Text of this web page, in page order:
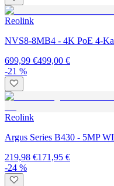
Reolink
NVS8-8MB4 - 4K PoE 4-
699,99 €499,00 €
-21 %
Reolink
Argus Series B430 - 5MP
219,98 €171,95 €
-24 %